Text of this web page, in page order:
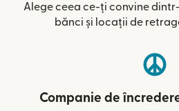
Alege ceea ce-ți convine
bănci și locații de
Companie de